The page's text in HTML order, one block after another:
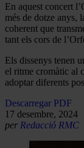
En aquest concert
més de dotze anys,
coherent que
tant els cors de
Els dissenys tenen
el ritme cromàtic al
adoptar diferents
Descarregar PDF
17 desembre, 2024
per Redacció RMC